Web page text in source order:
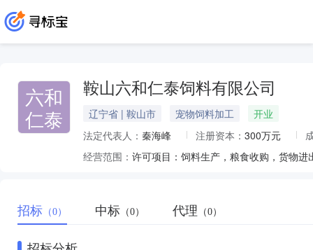
六和
仁泰
鞍山六和仁泰饲料有限公司
辽宁省 | 鞍山市 宠物饲料加工
开业
法定代表人： 秦海峰 注册资本： 300万元
经营范围：
招标 （0） 中标 （0） 代理 （0）